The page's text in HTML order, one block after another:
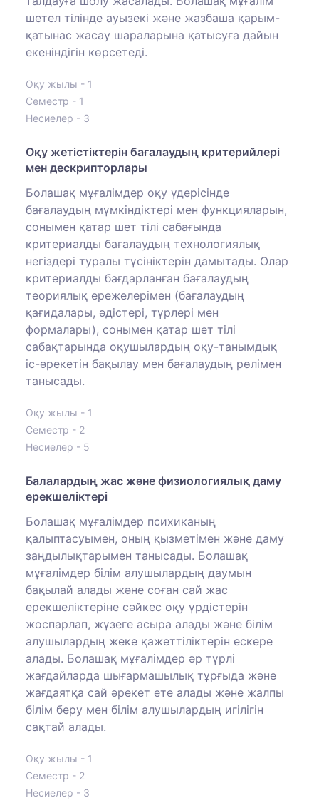
шетел тілінде ауызекі және жазбаша қарым-
қатынас жасау шараларына қатысуға дайын
екеніндігін көрсетеді.
Оқу жылы - 1
Семестр - 1
Несиелер - 3
Оқу жетістіктерін бағалаудың критерийлері
мен дескрипторлары
Болашақ мұғалімдер оқу үдерісінде
бағалаудың мүмкіндіктері мен функцияларын,
сонымен қатар шет тілі сабағында
критериалды бағалаудың технологиялық
негіздері туралы түсініктерін дамытады. Олар
критериалды бағдарланған бағалаудың
теориялық ережелерімен (бағалаудың
қағидалары, әдістері, түрлері мен
формалары), сонымен қатар шет тілі
сабақтарында оқушылардың оқу-танымдық
іс-әрекетін бақылау мен бағалаудың рөлімен
танысады.
Оқу жылы - 1
Семестр - 2
Несиелер - 5
Балалардың жас және физиологиялық даму
ерекшеліктері
Болашақ мұғалімдер психиканың
қалыптасуымен, оның қызметімен және даму
заңдылықтарымен танысады. Болашақ
мұғалімдер білім алушылардың даумын
бақылай алады және соған сай жас
ерекшеліктеріне сәйкес оқу үрдістерін
жоспарлап, жүзеге асыра алады және білім
алушылардың жеке қажеттіліктерін ескере
алады. Болашақ мұғалімдер әр түрлі
жағдайларда шығармашылық тұрғыда және
жағдаятқа сай әрекет ете алады және жалпы
білім беру мен білім алушылардың игілігін
сақтай алады.
Оқу жылы - 1
Семестр - 2
Несиелер - 3